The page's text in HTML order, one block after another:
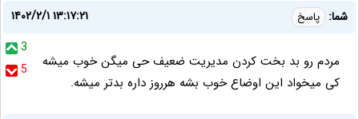
شما: پاسخ
۱۴۰۲/۲/۱ ۱۳:۱۷:۲۱
3
5
مردم رو بد بخت کردن مدیریت ضعیف حی میگن خوب میشه
کی میخواد این اوضاع خوب بشه هرروز داره بدتر میشه.